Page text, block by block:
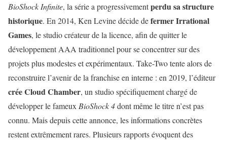
BioShock Infinite, la série a progressivementperdu sa structure
historique. En 2014, Ken Levine décide defermer Irrational
Games, le studio créateur de la licence, afin de quitter le
développement AAA traditionnel pour se concentrer sur des
projets plus modestes et expérimentaux. Take-Two tente alors de
reconstruire l’avenir de la franchise en interne : en 2019, l’éditeur
crée Cloud Chamber, un studio spécifiquement chargé de
développer le fameux BioShock 4dont même le titre n’est pas
connu. Mais depuis cette annonce, les informations concrètes
restent extrêmement rares. Plusieurs rapports évoquent des